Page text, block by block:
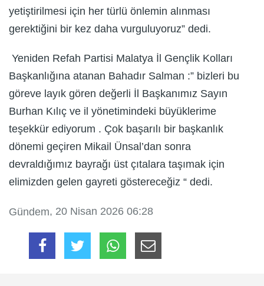
yetiştirilmesi için her türlü önlemin alınması
gerektiğini bir kez daha vurguluyoruz” dedi.
Yeniden Refah Partisi Malatya İl Gençlik Kolları
Başkanlığına atanan Bahadır Salman :” bizleri bu
göreve layık gören değerli İl Başkanımız Sayın
Burhan Kılıç ve il yönetimindeki büyüklerime
teşekkür ediyorum . Çok başarılı bir başkanlık
dönemi geçiren Mikail Ünsal’dan sonra
devraldığımız bayrağı üst çıtalara taşımak için
elimizden gelen gayreti göstereceğiz “ dedi.
Gündem, 20 Nisan 2026 06:28